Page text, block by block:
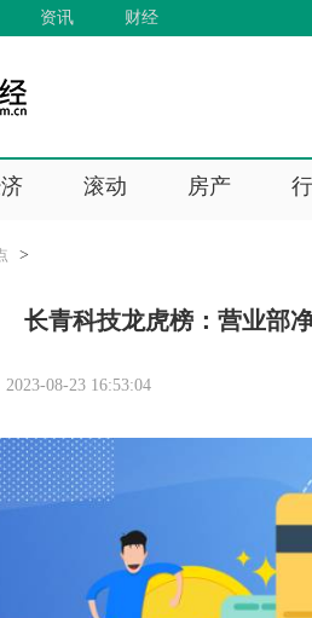
资讯 财经
滚动 房产
>
长青科技龙虎榜：营业部
2023-08-23 16:53:04